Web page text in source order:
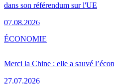
dans son référendum sur l'UE
07.08.2026
Merci la Chine : elle a sauvé
27.07.2026
ÉCONOMIE